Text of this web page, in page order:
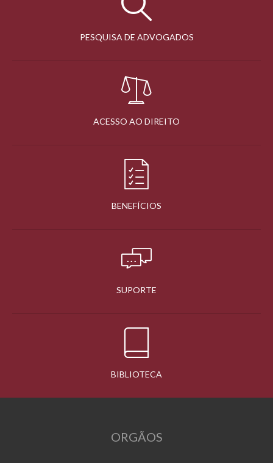
PESQUISA DE ADVOGADOS
ACESSO AO DIREITO
BENEFÍCIOS
SUPORTE
BIBLIOTECA
ORGÃOS